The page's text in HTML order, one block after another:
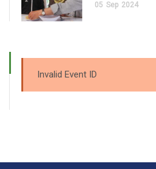
05 Sep 2024
Invalid Event ID